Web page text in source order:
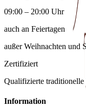
09:00 – 20:00 Uhr
auch an Feiertagen
außer Weihnachten und
Zertifiziert
Qualifizierte traditionelle
Information